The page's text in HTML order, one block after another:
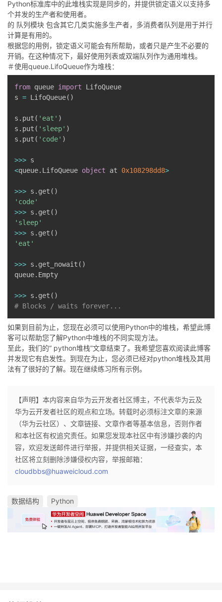
Python标准库中的此堆栈实现是同步的，并提供锁定语义以支持多
个并发的生产者和使用者。
的 队列模块 包含其它几类实施多生产者，多消费者队列是用于并行
计算是有用的。
根据您的用例，锁定语义可能会有所帮助，或者只是产生不必要的
开销。在这种情况下，最好使用列表或双端队列作为通用堆栈。
＃使用queue.LifoQueue作为堆栈：
from queue import LifoQueue
s = LifoQueue( )
s . put ( 'eat' )
s . put ( 'sleep' )
s . put ( 'code' )
>>>
<queue. LifoQueue object at 0x108298dd8>
>>> s . get ( )
'code'
>>> s . get ( )
'sleep'
>>> s . get ( )
'eat'
>>> s . get_nowait ( )
queue. Empty
>>> s . get ( )
# Blocks / waits forever...
如果到目前为止，您现在必须可以使用Python中的堆栈，希望此博
客可以帮助您了解Python中堆栈的不同实现方法。
至此，我们的“ python堆栈”文章结束了。我希望您喜欢阅读此博客
并发现它有启发性。到现在为止，您必须已经对python堆栈及其用
法有了很好的了解。现在继续练习所有示例。
【声明】本内容来自华为云开发者社区博主，不代表华为云及
华为云开发者社区的观点和立场。转载时必须标注文章的来源
（华为云社区）、文章链接、文章作者等基本信息，否则作者
和本社区有权追究责任。如果您发现本社区中有涉嫌抄袭的内
容，欢迎发送邮件进行举报，并提供相关证据，一经查实，本
社区将立刻删除涉嫌侵权内容，举报邮箱：
cloudbbs@huaweicloud.com
数据结构 Python